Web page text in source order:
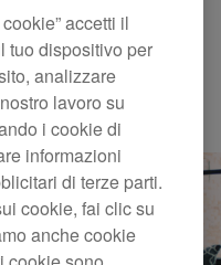
DDJ-SB3, il futuro
accetti il
tuo dispositivo per
analizzare
lavoro su
i cookie di
informazioni
di terze parti.
cookie, fai clic su
anche cookie